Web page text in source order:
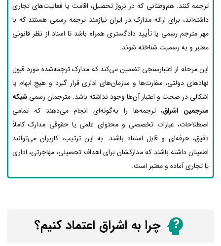
ترجمه کنند. هم‌وطنانی که در نروژ تحصیل، اقامت یا فعالیت‌های تجاری
داشته‌اند، برای ارائه مدارک در ایران نیازمند ترجمه رسمی هستند که با
مهر مترجم رسمی یا تأیید دادگستری همراه باشد تا اسناد از نظر قانونی
معتبر و به رسمیت شناخته شوند.
این مرحله از اعتبارسنجی تضمین می‌کند که مدارک ترجمه‌شده مورد قبول
نهادهای دولتی، سفارت‌ها و سازمان‌های اداری قرار گیرد و هیچ ابهام یا
اشکالی در صحت و اعتبار آن‌ها وجود نداشته باشد. مترجمان رسمی شبکه
مترجمین اشراق، ترجمه‌ها را به‌گونه‌ای انجام می‌دهند که تمامی
اصطلاحات، عبارات تخصصی و محتوای علمی یا حقوقی مدارک کاملاً
دقیق، حرفه‌ای و قابل استناد باشند. به این ترتیب، کاربران می‌توانند
اطمینان داشته باشند که مدارکشان برای اهداف تحصیلی، مهاجرتی، اداری
یا تجاری آماده و معتبر است.
چرا به اشراق اعتماد کنیم؟